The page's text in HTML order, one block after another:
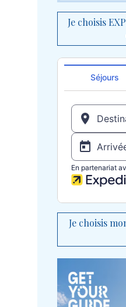
Je choisis
Je choisis